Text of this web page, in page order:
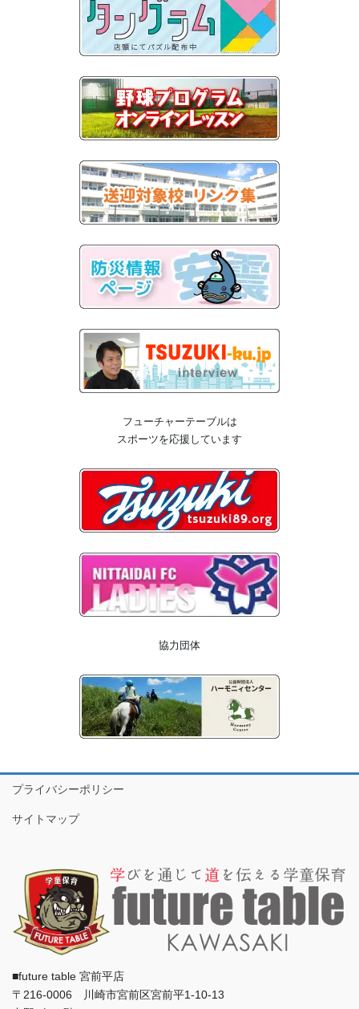
フューチャーテーブルは
スポーツを応援しています
協力団体
プライバシーポリシー
サイトマップ
■future table 宮前平店
〒216-0006 川崎市宮前区宮前平1-10-13